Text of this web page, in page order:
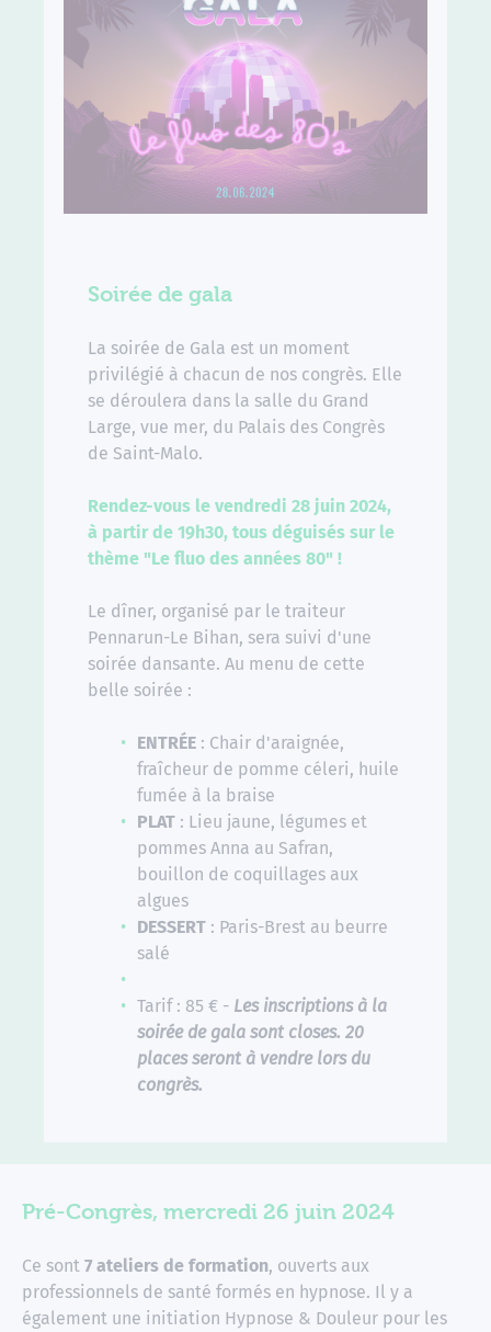
Soirée de gala
La soirée de Gala est un moment
privilégié à chacun de nos congrès. Elle
se déroulera dans la salle du Grand
Large, vue mer, du Palais des Congrès
de Saint-Malo.
Rendez-vous le vendredi 28 juin 2024,
à partir de 19h30, tous déguisés sur le
thème "Le fluo des années 80" !
Le dîner, organisé par le traiteur
Pennarun-Le Bihan, sera suivi d'une
soirée dansante. Au menu de cette
belle soirée :
ENTRÉE : Chair d'araignée,
fraîcheur de pomme céleri, huile
fumée à la braise
PLAT : Lieu jaune, légumes et
pommes Anna au Safran,
bouillon de coquillages aux
algues
DESSERT : Paris-Brest au beurre
salé
Tarif : 85 € - Les inscriptions à la
soirée de gala sont closes. 20
places seront à vendre lors du
congrès.
Pré-Congrès, mercredi 26 juin 2024
Ce sont 7 ateliers de formation, ouverts aux
professionnels de santé formés en hypnose. Il y a
également une initiation Hypnose & Douleur pour les